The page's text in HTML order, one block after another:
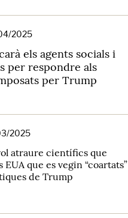
2025
els agents socials i
per respondre als
per Trump
2025
atraure científics que
EUA que es vegin “coartats”
de Trump